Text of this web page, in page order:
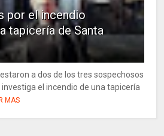
por el incendio
tapicería de Santa
a dos de los tres sospechosos
el incendio de una tapicería
MAS